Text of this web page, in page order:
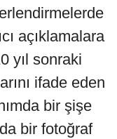
açıklamalara
yıl sonraki
ifade eden
bir şişe
bir fotoğraf